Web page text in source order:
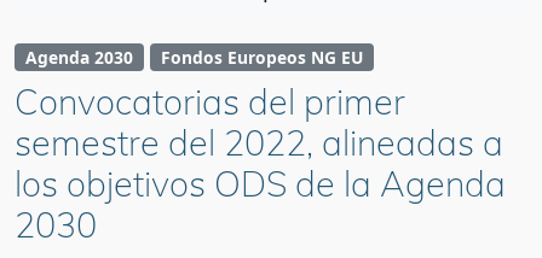
Agenda 2030 Fondos Europeos NG EU
Convocatorias del primer
semestre del 2022, alineadas a
los objetivos ODS de la Agenda
2030